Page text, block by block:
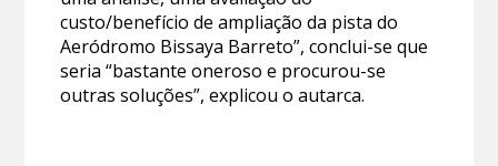
custo/benefício de ampliação da pista do
Aeródromo Bissaya Barreto”, conclui-se que
seria “bastante oneroso e procurou-se
outras soluções”, explicou o autarca.